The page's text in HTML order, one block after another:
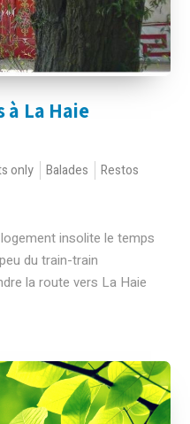
La Haie
only Balades Restos
insolite le temps
du train-train
la route vers La Haie